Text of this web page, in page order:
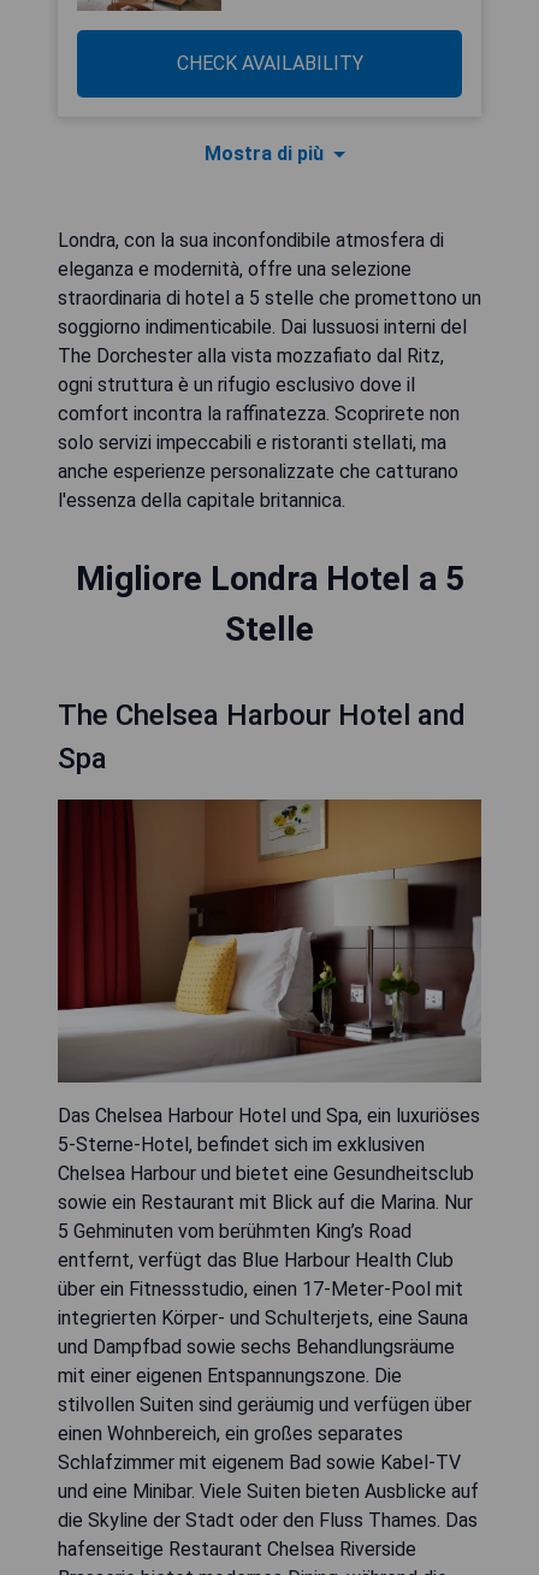
CHECK AVAILABILITY
Mostra di più
Londra, con la sua inconfondibile atmosfera di
eleganza e modernità, offre una selezione
straordinaria di hotel a 5 stelle che promettono un
soggiorno indimenticabile. Dai lussuosi interni del
The Dorchester alla vista mozzafiato dal Ritz,
ogni struttura è un rifugio esclusivo dove il
comfort incontra la raffinatezza. Scoprirete non
solo servizi impeccabili e ristoranti stellati, ma
anche esperienze personalizzate che catturano
l'essenza della capitale britannica.
Migliore Londra Hotel a 5
Stelle
The Chelsea Harbour Hotel and
Spa
Das Chelsea Harbour Hotel und Spa, ein luxuriöses
5-Sterne-Hotel, befindet sich im exklusiven
Chelsea Harbour und bietet eine Gesundheitsclub
sowie ein Restaurant mit Blick auf die Marina. Nur
5 Gehminuten vom berühmten King’s Road
entfernt, verfügt das Blue Harbour Health Club
über ein Fitnessstudio, einen 17-Meter-Pool mit
integrierten Körper- und Schulterjets, eine Sauna
und Dampfbad sowie sechs Behandlungsräume
mit einer eigenen Entspannungszone. Die
stilvollen Suiten sind geräumig und verfügen über
einen Wohnbereich, ein großes separates
Schlafzimmer mit eigenem Bad sowie Kabel-TV
und eine Minibar. Viele Suiten bieten Ausblicke auf
die Skyline der Stadt oder den Fluss Thames. Das
hafenseitige Restaurant Chelsea Riverside